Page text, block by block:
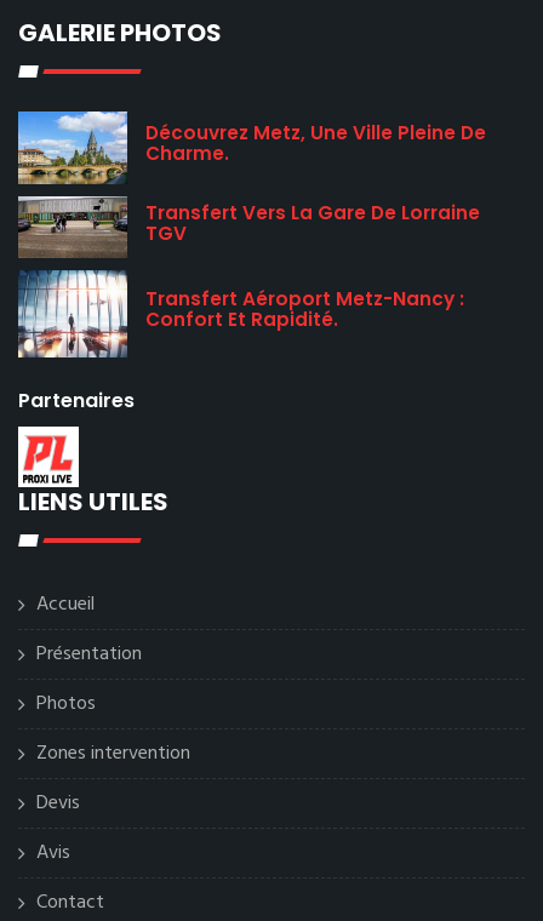
GALERIE PHOTOS
Découvrez Metz, Une Ville Pleine De
Charme.
Transfert Vers La Gare De Lorraine
TGV
Transfert Aéroport Metz-Nancy :
Confort Et Rapidité.
Partenaires
LIENS UTILES
Accueil
Présentation
Photos
Zones intervention
Devis
Avis
Contact